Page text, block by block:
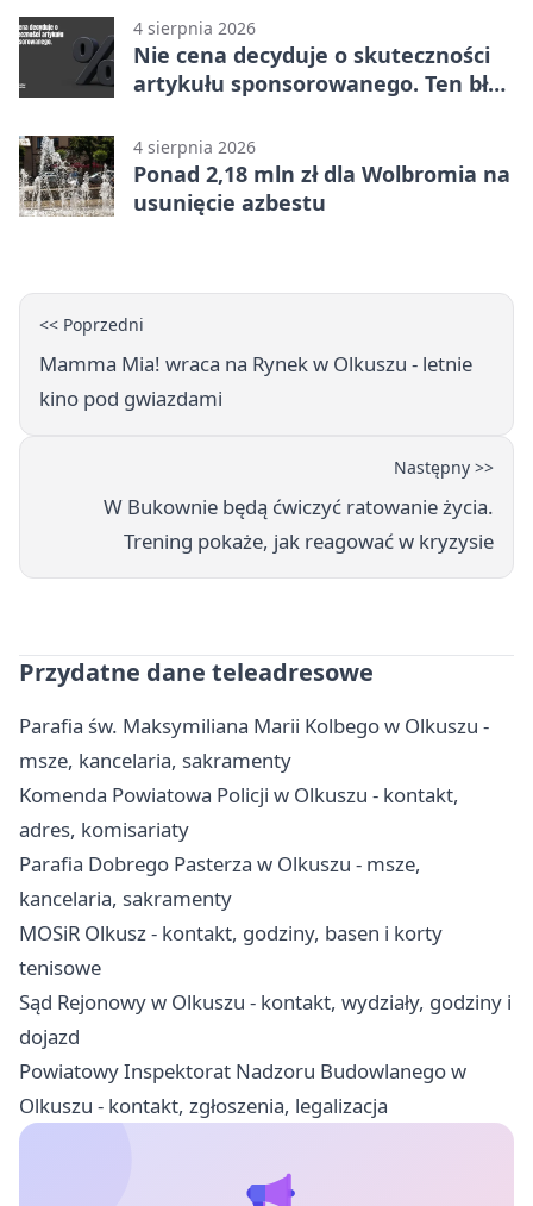
4 sierpnia 2026
Nie cena decyduje o skuteczności
artykułu sponsorowanego. Ten błąd
4 sierpnia 2026
Ponad 2,18 mln zł dla Wolbromia na
usunięcie azbestu
<< Poprzedni
Mamma Mia! wraca na Rynek w Olkuszu - letnie
kino pod gwiazdami
Następny >>
W Bukownie będą ćwiczyć ratowanie życia.
Trening pokaże, jak reagować w kryzysie
Przydatne dane teleadresowe
Parafia św. Maksymiliana Marii Kolbego w Olkuszu -
msze, kancelaria, sakramenty
Komenda Powiatowa Policji w Olkuszu - kontakt,
adres, komisariaty
Parafia Dobrego Pasterza w Olkuszu - msze,
kancelaria, sakramenty
MOSiR Olkusz - kontakt, godziny, basen i korty
tenisowe
Sąd Rejonowy w Olkuszu - kontakt, wydziały, godziny i
dojazd
Powiatowy Inspektorat Nadzoru Budowlanego w
Olkuszu - kontakt, zgłoszenia, legalizacja